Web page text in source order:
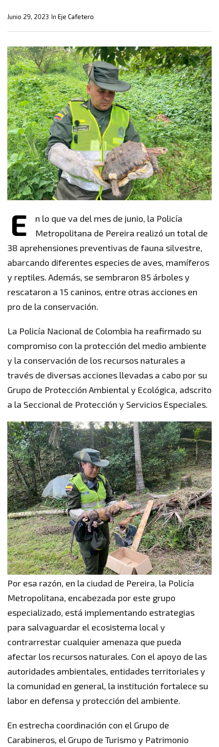
In Eje Cafetero
Junio 29, 2023
E
n lo que va del mes de junio, la Policía
Metropolitana de Pereira realizó un total de
38 aprehensiones preventivas de fauna silvestre,
abarcando diferentes especies de aves, mamíferos
y reptiles. Además, se sembraron 85 árboles y
rescataron a 15 caninos, entre otras acciones en
pro de la conservación.
La Policía Nacional de Colombia ha reafirmado su
compromiso con la protección del medio ambiente
y la conservación de los recursos naturales a
través de diversas acciones llevadas a cabo por su
Grupo de Protección Ambiental y Ecológica, adscrito
a la Seccional de Protección y Servicios Especiales.
Por esa razón, en la ciudad de Pereira, la Policía
Metropolitana, encabezada por este grupo
especializado, está implementando estrategias
para salvaguardar el ecosistema local y
contrarrestar cualquier amenaza que pueda
afectar los recursos naturales. Con el apoyo de las
autoridades ambientales, entidades territoriales y
la comunidad en general, la institución fortalece su
labor en defensa y protección del ambiente.
En estrecha coordinación con el Grupo de
Carabineros, el Grupo de Turismo y Patrimonio